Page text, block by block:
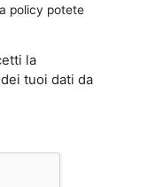
policy potete
la
tuoi dati da